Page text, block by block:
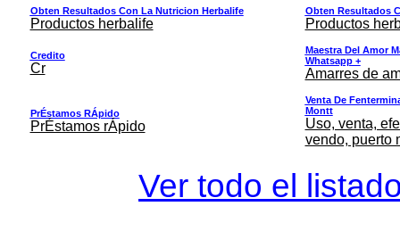
Obten Resultados Con La Nutricion Herbalife
Productos herbalife
Obten Resultados
Productos
Credito
Cr
Maestra Del Amor
Whatsapp +
Amarres de
PrÉstamos RÁpido
PrÉstamos rÁpido
Venta De
Montt
Uso, venta,
vendo, puerto
Ver todo el